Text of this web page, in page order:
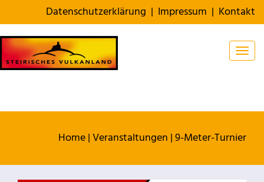
Datenschutzerklärung | Impressum | Kontakt
Home|Veranstaltungen |9-Meter-Turnier